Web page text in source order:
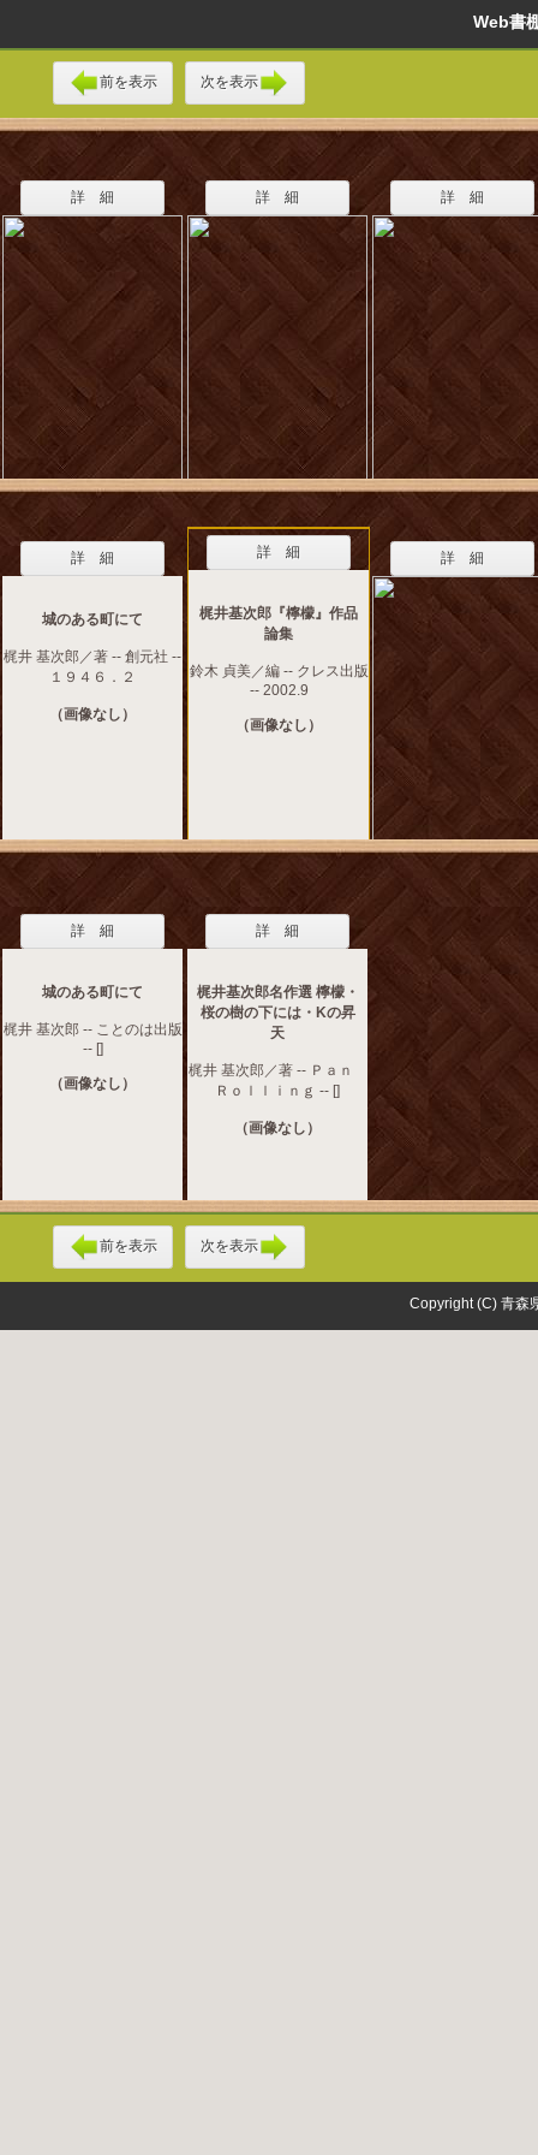
Web
前を表示 次を表示
詳 細 詳 細 詳 細
詳 細
城のある町にて
梶井 基次郎／著 -- 創元社 --
１９４６．２
（画像なし）
詳 細
梶井基次郎『檸檬』作品
論集
鈴木 貞美／編 -- クレス出版
-- 2002.9
（画像なし）
詳 細
詳 細
城のある町にて
梶井 基次郎 -- ことのは出版
-- []
（画像なし）
詳 細
梶井基次郎名作選 檸檬・
桜の樹の下には・Kの昇
天
梶井 基次郎／著 -- Ｐａｎ
Ｒｏｌｌｉｎｇ -- []
（画像なし）
前を表示 次を表示
Copyright (C) 青森